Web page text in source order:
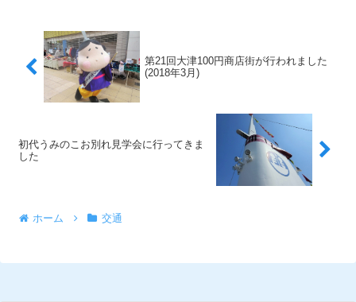
第21回大津100円商店街が行われました
(2018年3月)
初代うみのこお別れ見学会に行ってきま
した
ホーム 交通